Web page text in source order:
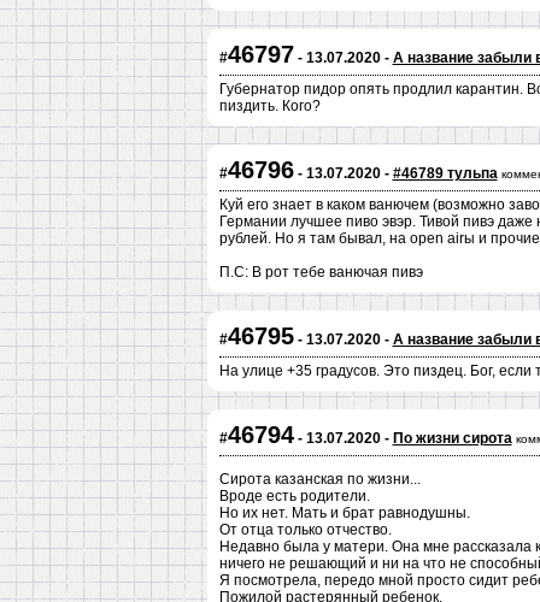
#46797 - 13.07.2020 - А название забыли
Губернатор пидор опять продлил карантин.
пиздить. Кого?
#46796- 13.07.2020 - #46789 тульпа
Куй его знает в каком ванючем (возможно
Германии лучшее пиво эвэр. Тивой пивэ
рублей. Но я там бывал, на open airы и
П.С: В рот тебе ванючая пивэ
#46795- 13.07.2020 - А название забыли
На улице +35 градусов. Это пиздец. Бог,
#46794- 13.07.2020 - По жизни сирота
Сирота казанская по жизни...
Вроде есть родители.
Но их нет. Мать и брат равнодушны.
От отца только отчество.
Недавно была у матери. Она мне рассказала
ничего не решающий и ни на что не
Я посмотрела, передо мной просто сидит
Пожилой растерянный ребенок.